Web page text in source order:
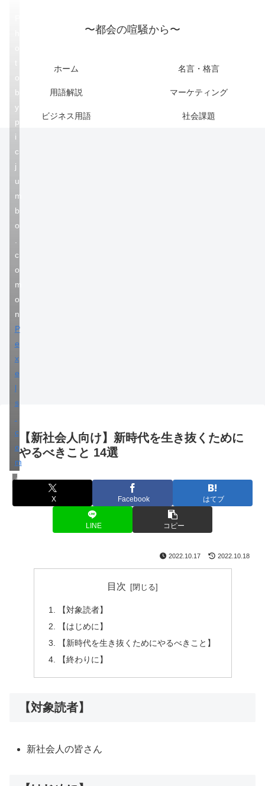
〜都会の喧騒から〜
ホーム 名言・格言
用語解説 マーケティング
ビジネス用語 社会課題
【新社会人向け】新時代を生き抜くために
やるべきこと 14選
ライフハック
o
b
y
p
i
c
j
u
m
b
o
c
o
m
o
n
P
e
x
e
l
s
c
o
m
X Facebook はてブ
LINE コピー
2022.10.17 2022.10.18
目次
【対象読者】
【はじめに】
【新時代を生き抜くためにやるべきこと】
【終わりに】
【対象読者】
新社会人の皆さん